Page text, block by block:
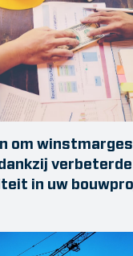
om
verbeterde
in uw